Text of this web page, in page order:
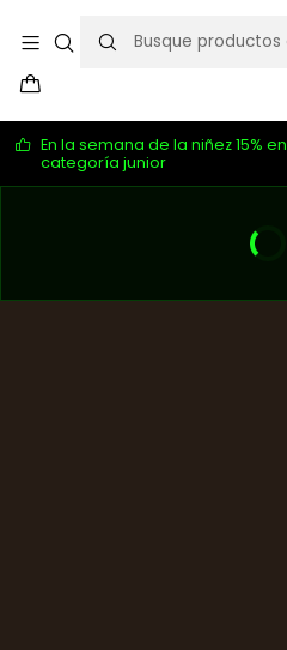
En la semana de la niñez 15%
categoría junior